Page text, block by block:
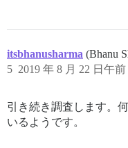
itsbhanusharma (Bhanu
2019 年 8 月 22 日午前
5
引き続き調査します。
いるようです。